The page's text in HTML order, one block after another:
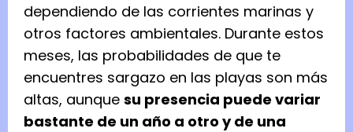
dependiendo de las corrientes marinas y
otros factores ambientales. Durante estos
meses, las probabilidades de que te
encuentres sargazo en las playas son más
altas, aunque su presencia puede variar
bastante de un año a otro y de una